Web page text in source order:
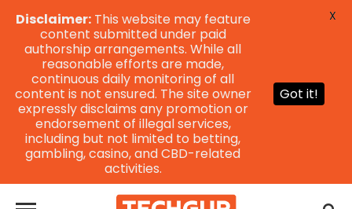
Disclaimer:This website may feature
content submitted under paid
authorship arrangements. While all
reasonable efforts are made,
continuous daily monitoring of all
content is not ensured. The site owner
expressly disclaims any promotion or
endorsement of illegal services,
including but not limited to betting,
gambling, casino, and CBD-related
activities.
Got it!
X